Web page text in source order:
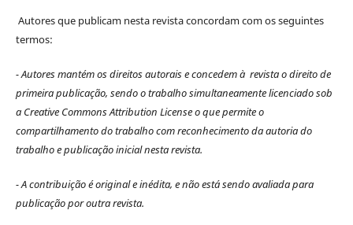
Autores que publicam nesta revista concordam com os seguintes
termos:
- Autores mantém os direitos autorais e concedem à revista o direito de
primeira publicação, sendo o trabalho simultaneamente licenciado sob
a Creative Commons Attribution License o que permite o
compartilhamento do trabalho com reconhecimento da autoria do
trabalho e publicação inicial nesta revista.
- A contribuição é original e inédita, e não está sendo avaliada para
publicação por outra revista.